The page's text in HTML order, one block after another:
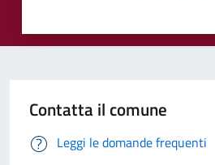
Contatta il comune
Leggi le domande frequenti